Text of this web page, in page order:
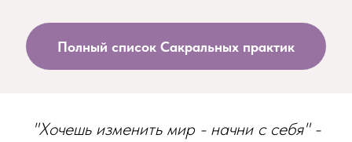
Полный список Сакральных практик
"Хочешь изменить мир - начни с себя" -